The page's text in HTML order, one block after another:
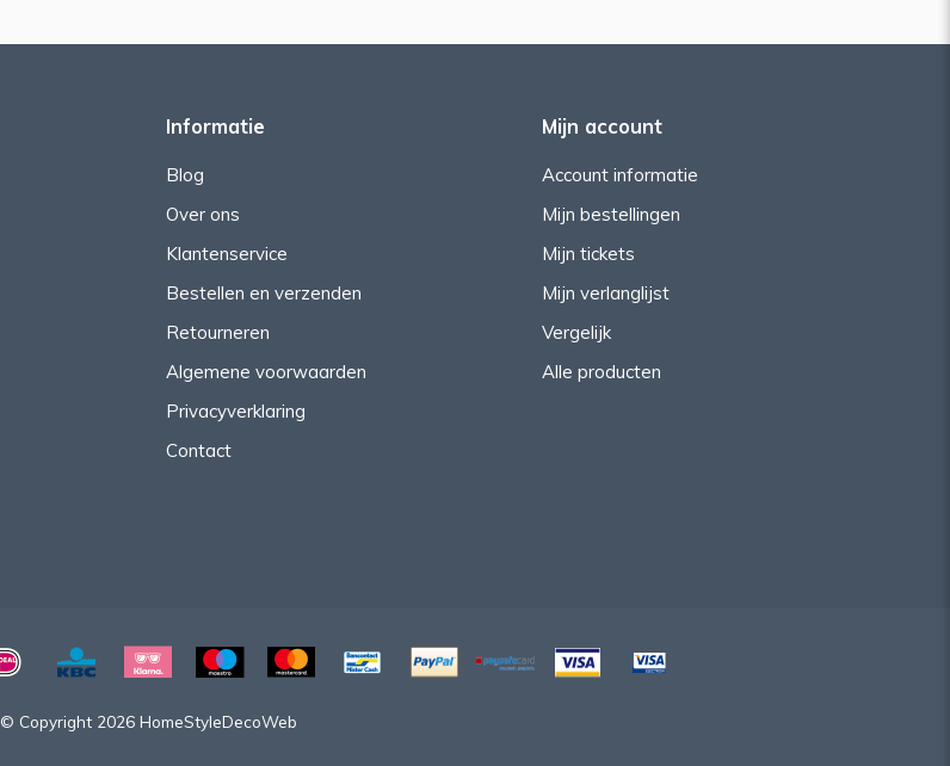
Informatie
Blog
Over ons
Klantenservice
Bestellen en verzenden
Retourneren
Algemene voorwaarden
Privacyverklaring
Contact
Mijn account
Account informatie
Mijn bestellingen
Mijn tickets
Mijn verlanglijst
Vergelijk
Alle producten
© Copyright 2026 HomeStyleDecoWeb